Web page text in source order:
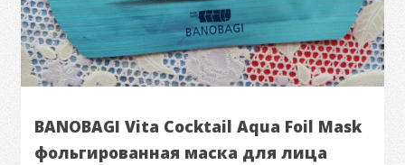
BANOBAGI Vita Cocktail Aqua Foil Mask
фольгированная маска для лица